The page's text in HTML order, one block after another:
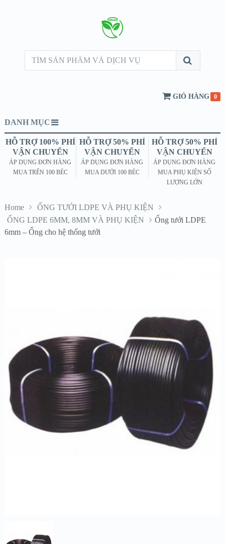
GIỎ HÀNG 0
DANH MỤC
HỖ TRỢ 100% PHÍ
VẬN CHUYỂN
ÁP DỤNG ĐƠN HÀNG
MUA TRÊN 100 BÉC
HỖ TRỢ 50% PHÍ
VẬN CHUYỂN
ÁP DỤNG ĐƠN HÀNG
MUA DƯỚI 100 BÉC
HỖ TRỢ 50% PHÍ
VẬN CHUYỂN
ÁP DỤNG ĐƠN HÀNG
MUA PHỤ KIỆN SỐ
LƯỢNG LỚN
Home
ỐNG TƯỚI LDPE VÀ PHỤ KIỆN
ỐNG LDPE 6MM, 8MM VÀ PHỤ KIỆN
Ống tưới LDPE
6mm – Ống cho hệ thống tưới